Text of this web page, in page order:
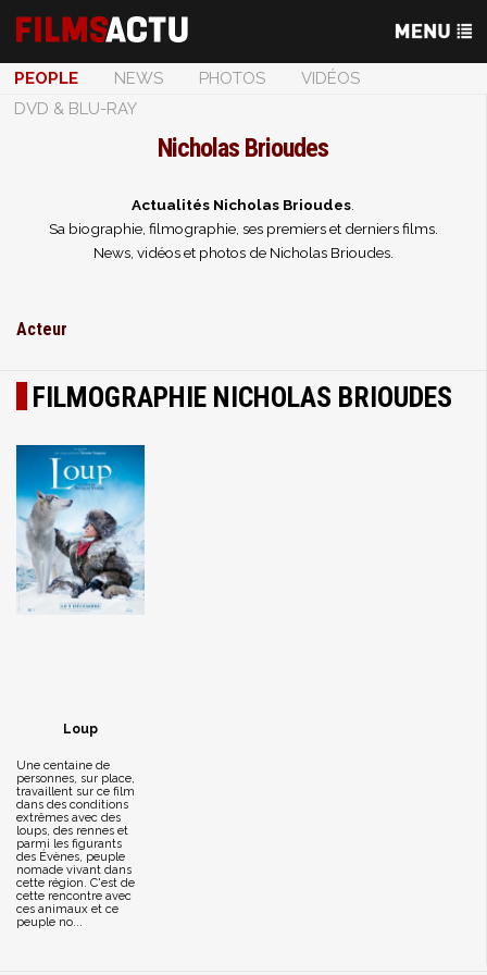
PEOPLE NEWS PHOTOS
VIDÉOS
DVD & BLU-RAY
Nicholas Brioudes
Actualités Nicholas Brioudes
Sa biographie, filmographie, ses premiers et derniers films.
News, vidéos et photos de Nicholas Brioudes.
Acteur
FILMOGRAPHIE NICHOLAS BRIOUDES
Loup
Une centaine de
personnes, sur place,
travaillent sur ce film
dans des conditions
extrêmes avec des
loups, des rennes et
parmi les figurants
des Évènes, peuple
nomade vivant dans
cette région. C'est de
cette rencontre avec
ces animaux et ce
peuple no...